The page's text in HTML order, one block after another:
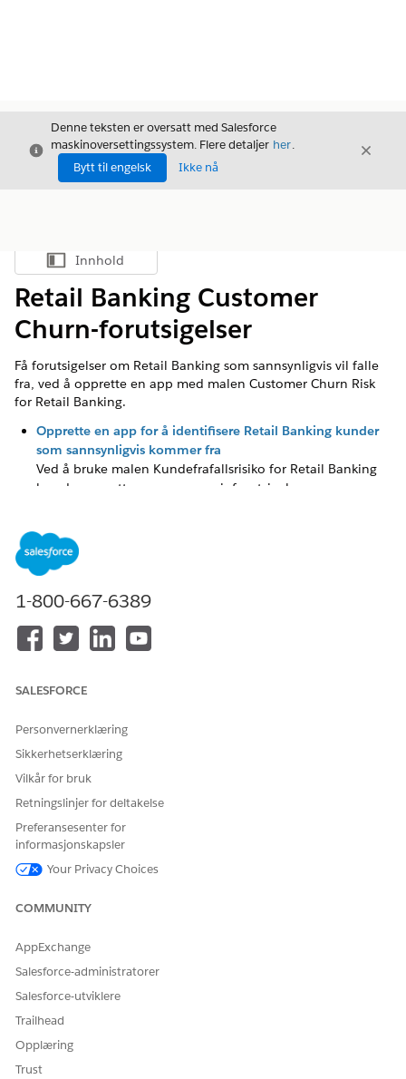
Avslutt
Denne teksten er oversatt med Salesforce
maskinoversettingssystem. Flere detaljer her.
Bytt til engelsk
Ikke nå
Avslutt
Vis innholdsfortegnelse
Innhold
Retail Banking Customer
Churn-forutsigelser
Få forutsigelser om Retail Banking som sannsynligvis vil falle
fra, ved å opprette en app med malen Customer Churn Risk
for Retail Banking.
Opprette en app for å identifisere Retail Banking kunder
som sannsynligvis kommer fra
Ved å bruke malen Kundefrafallsrisiko for Retail Banking
kan du opprette en app som gir forutsigelsesscore om
Oppskrifter, datasett og kontrollpaneler for å identifisere
Retail Banking som sannsynligvis kommer fra hverandre
Appen som ble opprettet med malen Customer Churn Risk
for Retail Banking, oppretter tre tilpassbare oppskrifter, fire
datasett og to kontrollpaneler.
HJALP DENNE ARTIKKELEN MED Å LØSE PROBLEMET DITT?
La oss få vite det slik at vi kan forbedre!
1-800-667-6389
SALESFORCE
Personvernerklæring
Sikkerhetserklæring
Vilkår for bruk
Retningslinjer for deltakelse
Preferansesenter for
informasjonskapsler
Your Privacy Choices
COMMUNITY
AppExchange
Salesforce-administratorer
Salesforce-utviklere
Trailhead
Opplæring
Trust